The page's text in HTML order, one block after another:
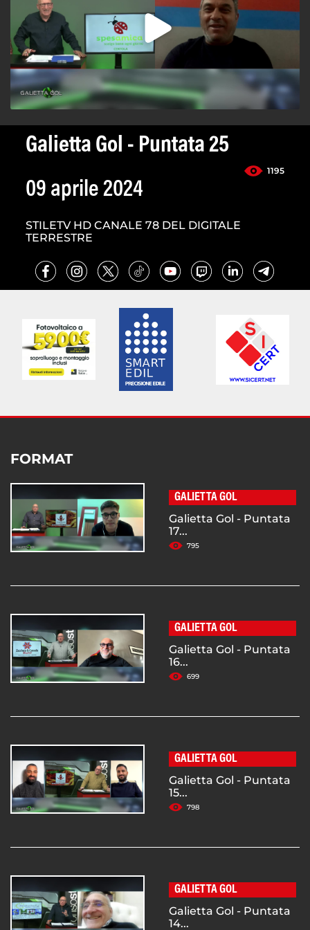
Galietta Gol - Puntata 25
1195
09 aprile 2024
STILETV HD CANALE 78 DEL DIGITALE
TERRESTRE
FORMAT
GALIETTA GOL
Galietta Gol - Puntata
17...
795
GALIETTA GOL
Galietta Gol - Puntata
16...
699
GALIETTA GOL
Galietta Gol - Puntata
15...
798
GALIETTA GOL
Galietta Gol - Puntata
14...